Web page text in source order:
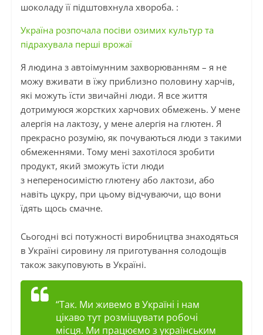
шоколаду її підштовхнула хвороба. :
Україна розпочала посіви озимих культур та
підрахувала перші врожаї
Я людина з автоімунним захворюванням – я не
можу вживати в їжу приблизно половину харчів,
які можуть їсти звичайні люди. Я все життя
дотримуюся жорстких харчових обмежень. У мене
алергія на лактозу, у мене алергія на глютен. Я
прекрасно розумію, як почуваються люди з такими
обмеженнями. Тому мені захотілося зробити
продукт, який зможуть їсти люди
з непереносимістюглютену або лактози, або
навіть цукру, при цьому відчуваючи, що вони
їдять щось смачне.
Сьогодні всі потужності виробництва знаходяться
в Україні сировину ля приготування солодощів
також закуповують в Україні.
“Так. Ми живемо в Україні і нам
цікаво тут розміщувати робочі
місця. Ми працюємо з українським